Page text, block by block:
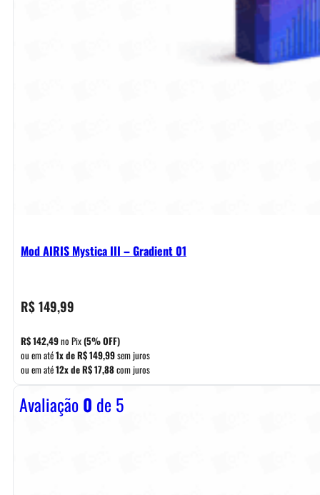
Mod AIRIS Mystica III – Gradient 01
R$149,99
R$142,49no Pix(5% OFF)
ou em até1x deR$149,99sem juros
ou em até12x deR$17,88com juros
Avaliação0 de 5